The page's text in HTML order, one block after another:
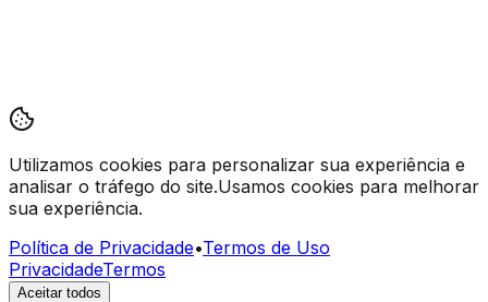
Utilizamos cookies para personalizar sua experiência e
analisar o tráfego do site.Usamos cookies para melhorar
sua experiência.
Política de Privacidade•Termos de Uso
PrivacidadeTermos
Aceitar todos